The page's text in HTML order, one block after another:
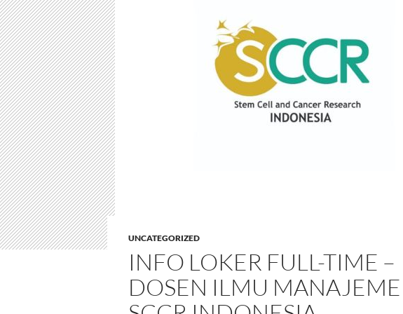
UNCATEGORIZED
INFO LOKER FULL-TIME –
DOSEN ILMU